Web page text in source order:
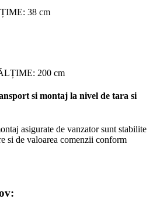
38 cm
200 cm
si montaj la nivel de tara si
asigurate de vanzator sunt stabilite
si de valoarea comenzii conform